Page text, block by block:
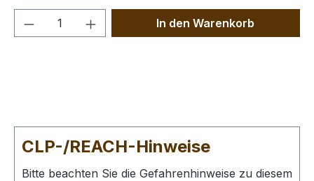
Produkt Anzahl: Gib denIn den Warenkorb
CLP-/REACH-Hinweise
Bitte beachten Sie die Gefahrenhinweise zu diesem